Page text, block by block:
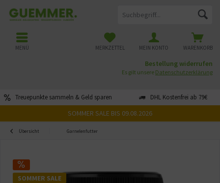
Treuepunkte sammeln & Geld sparen DHL Kostenfrei ab 79€
WARENKORB
MERKZETTEL MEIN KONTO
MENÜ
Bestellung widerrufen
Es gilt unsere Datenschutzerklärung
SOMMER SALE BIS 09.08.2026
Übersicht Garnelenfutter
SOMMER SALE